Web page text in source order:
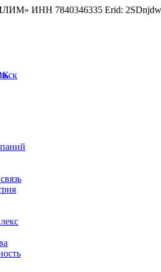
ИНН 7840346335 Erid: